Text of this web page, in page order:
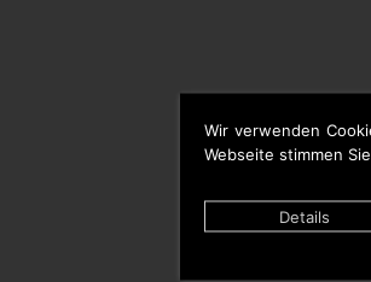
Wir verwenden
Webseite stimmen
Details